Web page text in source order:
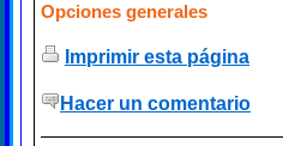
Opciones generales
Imprimir esta página
Hacer un comentario